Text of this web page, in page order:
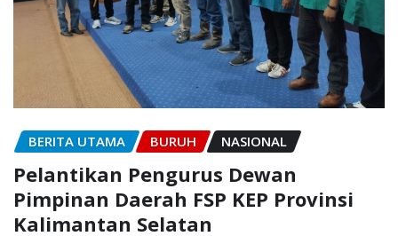
BERITA UTAMA BURUH NASIONAL
Pelantikan Pengurus Dewan
Pimpinan Daerah FSP KEP Provinsi
Kalimantan Selatan